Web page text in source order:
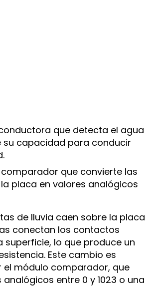
que detecta el agua
su capacidad para conducir
que convierte las
placa en valores analógicos
de lluvia caen sobre la placa
conectan los contactos
superficie, lo que produce un
Este cambio es
módulo comparador, que
entre 0 y 1023 o una